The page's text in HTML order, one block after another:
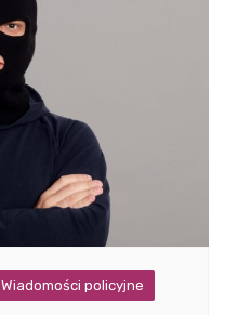
Wiadomości policyjne